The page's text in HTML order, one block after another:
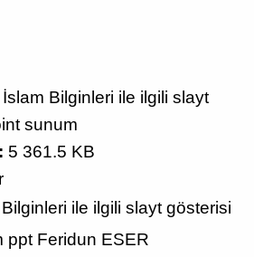
Bilginleri ile ilgili slayt
sunum
5 361.5 KB
ile ilgili slayt gösterisi
ppt Feridun ESER